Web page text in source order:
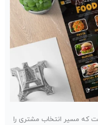
که مسیر انتخاب مشتری را